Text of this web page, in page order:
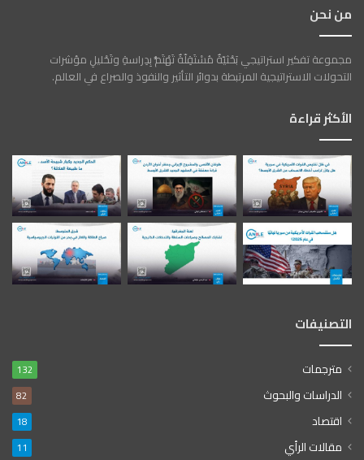
من نحن
مجموعة تفكير استراتيجي بَحْثيّةٌ مُسْتَقِلّةٌ تَهْتَمُّ بِدِراسةِ وتَحْليلِ مؤشرات
التحولات الاستراتيجية المرتبطة بدوائر التأثير والنفوذ والصراع في العالم.
الأكثر قراءة
التصنيفات
مترجمات 132
الدراسات والبحوث 82
اقتصاد 18
مقالات الرأي 11